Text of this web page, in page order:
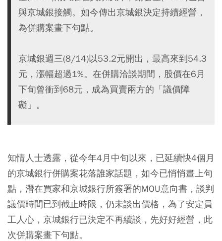
與京城銀接觸。如今傳出京城銀決定持續經營，
為併購案畫下句點。
京城銀週三(8/14)以53.2元開出，最高來到54.3
元，漲幅超過1%。在併購洽談期間，股價在6月
下旬曾衝到68元，成為買賣兩方的「議價障
礙」。
知情人士透露，從今年4月中旬以來，已延續快4個月
的京城銀行併購案花落誰家話題，如今已悄悄畫上句
點，潛在買家和京城銀行所簽署的MOU意向書，談判
議價時間已到截止時限，仍未談出價格，為了安定員
工人心，京城銀行已決定不再續談，先好好經營，此
次併購案畫下句點。